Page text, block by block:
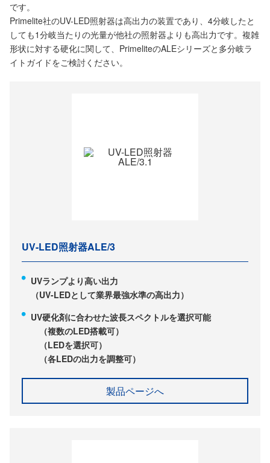
です。
Primelite社のUV-LED照射器は高出力の装置であり、4分岐したと
しても1分岐当たりの光量が他社の照射器よりも高出力です。複雑
形状に対する硬化に関して、PrimeliteのALEシリーズと多分岐ラ
イトガイドをご検討ください。
UV-LED照射器ALE/3
UVランプより高い出力
（UV-LEDとして業界最強水準の高出力）
UV硬化剤に合わせた波長スペクトルを選択可能
（複数のLED搭載可）
（LEDを選択可）
（各LEDの出力を調整可）
製品ページへ